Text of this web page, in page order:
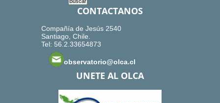
CONTACTANOS
Compañía de Jesús 2540
Santiago, Chile.
Tel: 56.2.33654873
observatorio@olca.cl
UNETE AL OLCA